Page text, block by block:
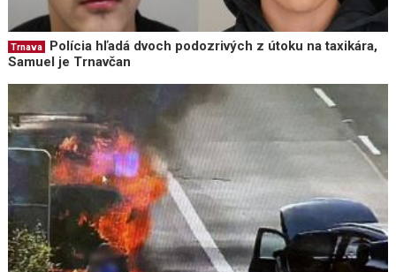
Trnava
Polícia hľadá dvoch podozrivých z útoku na taxikára,
Samuel je Trnavčan